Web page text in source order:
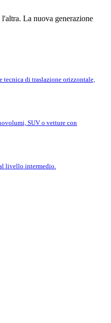
La nuova generazione
tecnica di traslazione orizzontale,
SUV o vetture con
livello intermedio.